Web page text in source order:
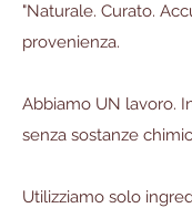
"Naturale. Curato.
provenienza.
Abbiamo UN lavoro.
senza sostanze
Utilizziamo solo